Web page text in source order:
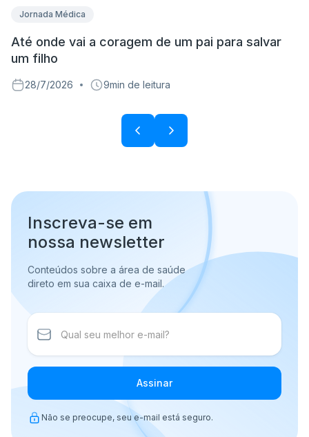
Jornada Médica
Até onde vai a coragem de um pai para salvar
um filho
28/7/2026 9min de leitura
Inscreva-se em
nossa newsletter
Conteúdos sobre a área de saúde
direto em sua caixa de e-mail.
Assinar
Não se preocupe, seu e-mail está seguro.